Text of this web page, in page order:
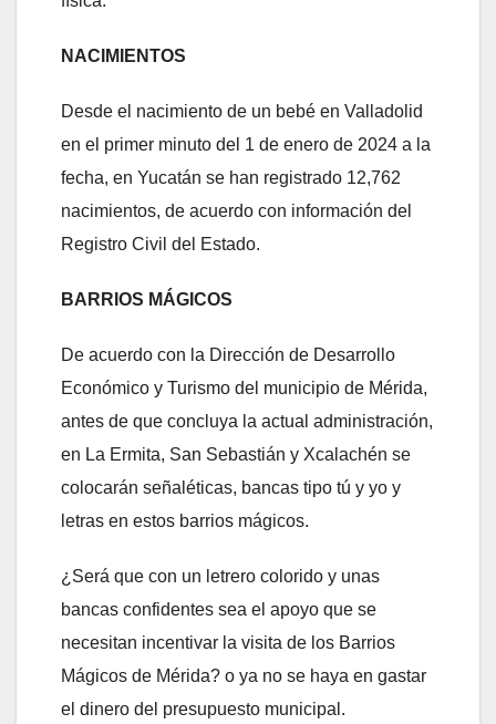
NACIMIENTOS
Desde el nacimiento de un bebé en Valladolid
en el primer minuto del 1 de enero de 2024 a la
fecha, en Yucatán se han registrado 12,762
nacimientos, de acuerdo con información del
Registro Civil del Estado.
BARRIOS MÁGICOS
De acuerdo con la Dirección de Desarrollo
Económico y Turismo del municipio de Mérida,
antes de que concluya la actual administración,
en La Ermita, San Sebastián y Xcalachén se
colocarán señaléticas, bancas tipo tú y yo y
letras en estos barrios mágicos.
¿Será que con un letrero colorido y unas
bancas confidentes sea el apoyo que se
necesitan incentivar la visita de los Barrios
Mágicos de Mérida? o ya no se haya en gastar
el dinero del presupuesto municipal.